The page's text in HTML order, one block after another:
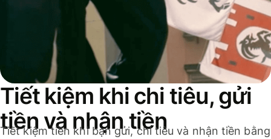
Tiết kiệm khi chi tiêu, gửi
tiền và nhận tiền
Tiết kiệm tiền khi bạn gửi, chi tiêu và nhận tiền bằng